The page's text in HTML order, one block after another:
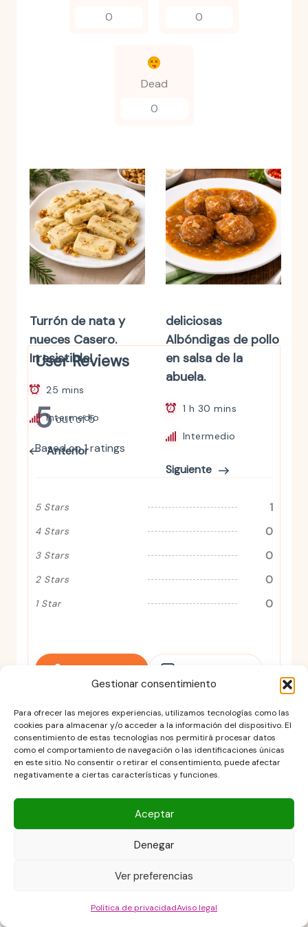
Gestionar consentimiento
Para ofrecer las mejores experiencias, utilizamos tecnologías como las
cookies para almacenar y/o acceder a la información del dispositivo. El
consentimiento de estas tecnologías nos permitirá procesar datos
como el comportamiento de navegación o las identificaciones únicas
en este sitio. No consentir o retirar el consentimiento, puede afectar
negativamente a ciertas características y funciones.
Aceptar
Denegar
Ver preferencias
Política de privacidadAviso legal
0
0
Dead
0
Turrón de nata y
nueces Casero.
Irresistible!
25 mins
Intermedio
Anterior
deliciosas
Albóndigas de pollo
en salsa de la
abuela.
1 h 30 mins
Intermedio
Siguiente
User Reviews
5 out of 5
Based on 1 ratings
5 Stars 1
4 Stars 0
3 Stars 0
2 Stars 0
1 Star 0
Write A Review
Calificar esta receta
Add tags for review: Delicious
Family Favorite
Savory